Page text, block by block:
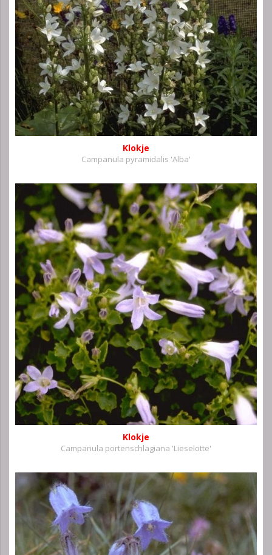
Klokje
Campanula pyramidalis 'Alba'
Klokje
Campanula portenschlagiana 'Lieselotte'